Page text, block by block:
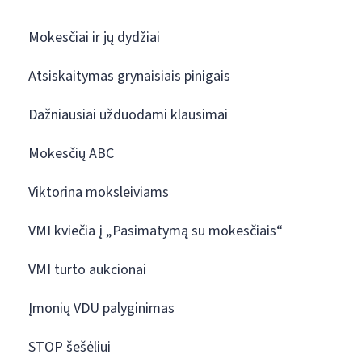
Mokesčiai ir jų dydžiai
Atsiskaitymas grynaisiais pinigais
Dažniausiai užduodami klausimai
Mokesčių ABC
Viktorina moksleiviams
VMI kviečia į „Pasimatymą su mokesčiais“
VMI turto aukcionai
Įmonių VDU palyginimas
STOP šešėliui